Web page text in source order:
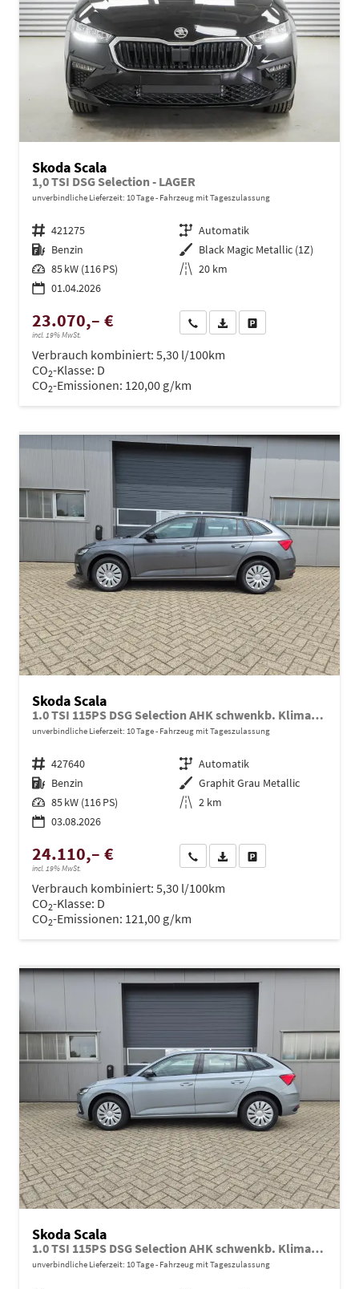
Skoda Scala
1,0 TSI DSG Selection - LAGER
unverbindliche Lieferzeit: 10 Tage Fahrzeug mit Tageszulassung
Fahrzeugnr. 421275 Getriebe Automatik
Kraftstoff Benzin Außenfarbe Black Magic Metallic (1Z)
Leistung 85 kW (116 PS) Kilometerstand 20 km
01.04.2026
23.070,– €
incl. 19% MwSt.
Wir rufen Sie anPDF-Datei, Fahrzeugexposé
Verbrauch kombiniert: 5,30 l/100km
CO2-Klasse: D
CO2-Emissionen: 120,00 g/km
Skoda Scala
1.0 TSI 115PS DSG Selection AHK schwenkb. Klimaautomatik Sitzheizung PDC Rückf.Kamera Apple CarPlay Android Auto
unverbindliche Lieferzeit: 10 Tage Fahrzeug mit Tageszulassung
Fahrzeugnr. 427640 Getriebe Automatik
Kraftstoff Benzin Außenfarbe Graphit Grau Metallic
Leistung 85 kW (116 PS) Kilometerstand 2 km
03.08.2026
24.110,– €
incl. 19% MwSt.
Wir rufen Sie anPDF-Datei, Fahrzeugexposé
Verbrauch kombiniert: 5,30 l/100km
CO2-Klasse: D
CO2-Emissionen: 121,00 g/km
Skoda Scala
1.0 TSI 115PS DSG Selection AHK schwenkb. Klimaautomatik Sitzheizung PDC Rückf.Kamera Apple CarPlay Android Auto
unverbindliche Lieferzeit: 10 Tage Fahrzeug mit Tageszulassung